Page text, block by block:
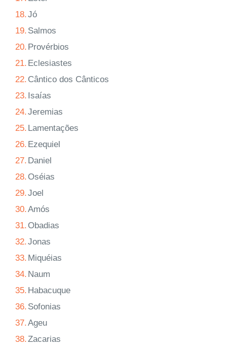
18.Jó
19. Salmos
20. Provérbios
21. Eclesiastes
22. Cântico dos Cânticos
23. Isaías
24.Jeremias
25. Lamentações
26. Ezequiel
27. Daniel
28. Oséias
29.Joel
30.Amós
31. Obadias
32.Jonas
33. Miquéias
34. Naum
35. Habacuque
36. Sofonias
37.Ageu
38.Zacarias